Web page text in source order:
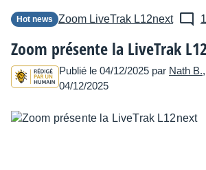
Hot news Zoom LiveTrak L12next
Zoom présente la LiveTrak
Publié le 04/12/2025 par Nath B.
04/12/2025